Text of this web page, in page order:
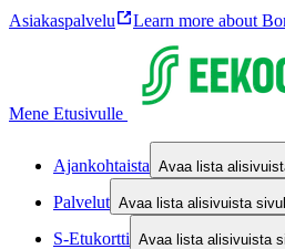
Asiakaspalvelu Learn more about
Mene Etusivulle
Ajankohtaista Avaa lista
Palvelut Avaa lista alisivuista
S-Etukortti Avaa lista alisivuista